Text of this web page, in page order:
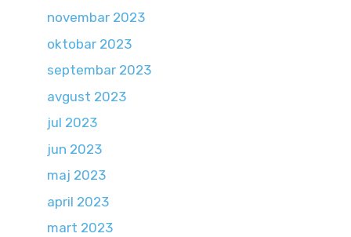
novembar 2023
oktobar 2023
septembar 2023
avgust 2023
jul 2023
jun 2023
maj 2023
april 2023
mart 2023